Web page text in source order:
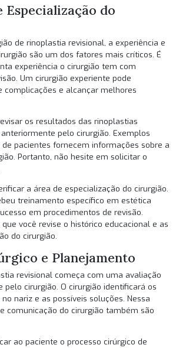
Especialização do
de rinoplastia revisional, a experiência e
são um dos fatores mais críticos. É
experiência o cirurgião tem com
Um cirurgião experiente pode
complicações e alcançar melhores
os resultados das rinoplastias
pelo cirurgião. Exemplos
pacientes fornecem informações sobre a
Portanto, não hesite em solicitar o
a área de especialização do cirurgião.
treinamento específico em estética
em procedimentos de revisão.
você revise o histórico educacional e as
do cirurgião.
e Planejamento
revisional começa com uma avaliação
pelo cirurgião. O cirurgião identificará os
nariz e as possíveis soluções. Nessa
comunicação do cirurgião também são
ao paciente o processo cirúrgico de